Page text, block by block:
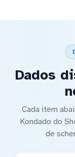
Dados
Cada item
Kondado do
de